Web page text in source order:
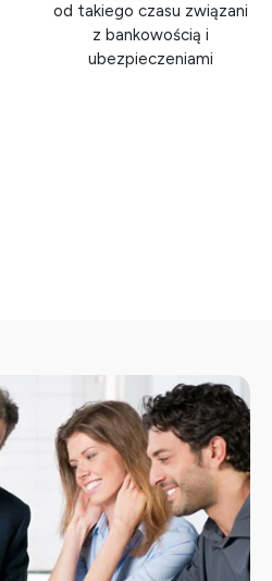
od takiego czasu związani
z bankowością i
ubezpieczeniami